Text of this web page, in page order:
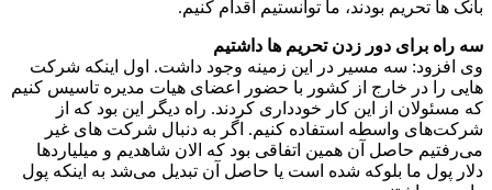
بانک ها تحریم بودند، ما توانستیم اقدام کنیم.
سه راه برای دور زدن تحریم ها داشتیم
وی افزود: سه مسیر در این زمینه وجود داشت. اول اینکه شرکت
هایی را در خارج از کشور با حضور اعضای هیات مدیره تاسیس کنیم
که مسئولان از این کار خودداری کردند. راه دیگر این بود که از
شرکت‌های واسطه استفاده کنیم. اگر به دنبال شرکت های غیر
می‌رفتیم حاصل آن همین اتفاقی بود که الان شاهدیم و میلیاردها
دلار پول ما بلوکه شده است یا حاصل آن تبدیل می‌شد به اینکه پول